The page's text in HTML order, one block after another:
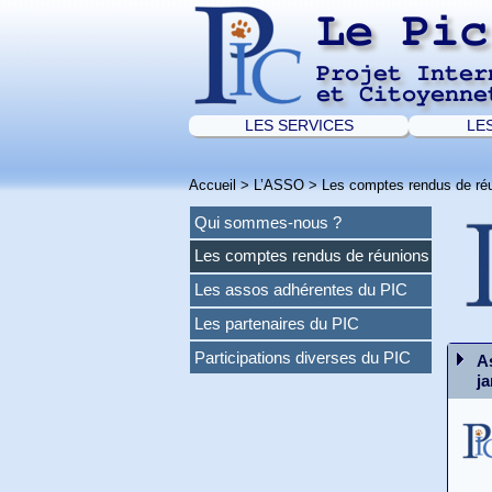
Le Pic
Projet
et
LES SERVICES
Accueil>L’ASSO>Les comptes rendus de
Qui sommes-nous ?
Les comptes rendus de réunions
Les assos adhérentes du PIC
Les partenaires du PIC
Participations diverses du PIC